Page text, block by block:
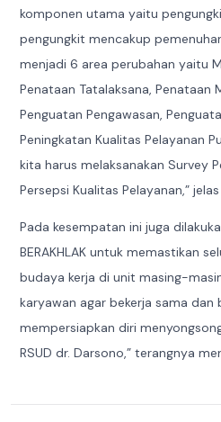
komponen utama yaitu
pengungkit mencakup
menjadi 6 area perubahan yaitu
Penataan Tatalaksana, Penataan
Penguatan Pengawasan,
Peningkatan Kualitas Pelayanan
kita harus melaksanakan Survey
Persepsi Kualitas Pelayanan,”
Pada kesempatan ini juga
BERAKHLAK untuk memastikan
budaya kerja di unit masing-
karyawan agar bekerja sama dan
mempersiapkan diri
RSUD dr. Darsono,” terangnya